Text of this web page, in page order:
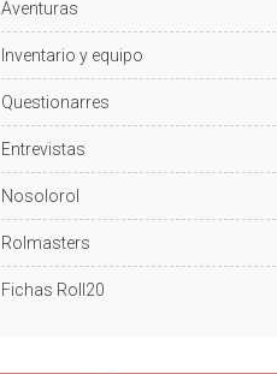
Aventuras
Inventario y equipo
Questionarres
Entrevistas
Nosolorol
Rolmasters
Fichas Roll20